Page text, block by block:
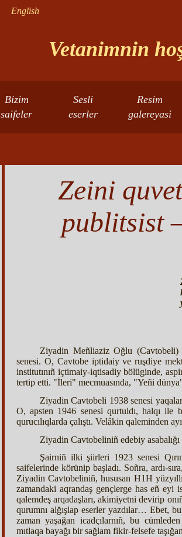
English
Vetanimnin
Bizim
saifeler
Sesli
eserler
Resim
galereyasi
Zeini
publitsist
Ziyadin Meñliaziz Oğlu (Cavtobeli)
senesi. O, Cavtobe iptidaiy ve ruşdiye
institutınıñ içtimaiy-iqtisadiy bölüginde,
tertip etti. "İleri" mecmuasında, "Yeñi
Ziyadin Cavtobeli 1938 senesi
O, apsten 1946 senesi qurtuldı, halqı ile
qurucılıqlarda çalıştı. Velâkin qaleminden
Ziyadin Cavtobeliniñ edebiy
Şairniñ ilki şiirleri 1923 senesi
saifelerinde körünip başladı. Soñra, ardı-
Ziyadin Cavtobeliniñ, hususan H1H
zamandaki aqrandaş gençlerge has eñ
qalemdeş arqadaşları, akimiyetni devirip
qurumnı alğışlap eserler yazdılar… Ebet,
zaman yaşağan icadçılarnıñ, bu
mıtlaqa bayağı bir sağlam fikir-felsefe